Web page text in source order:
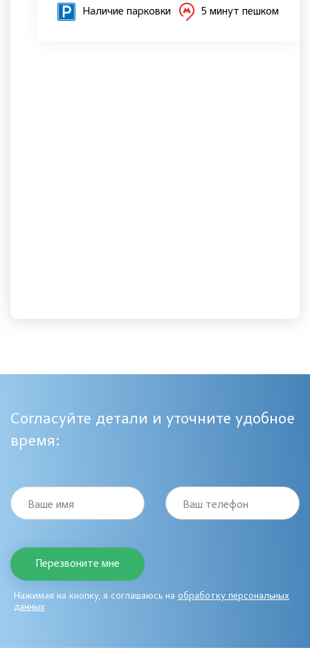
Наличие парковки 5 минут пешком
Согласуйте детали и уточните удобное
время:
Ваше имя Ваш телефон
Нажимая на кнопку, я соглашаюсь на обработку персональных
данных